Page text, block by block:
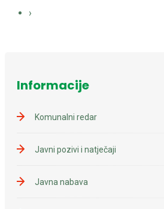
›
Informacije
Komunalni redar
Javni pozivi i natječaji
Javna nabava